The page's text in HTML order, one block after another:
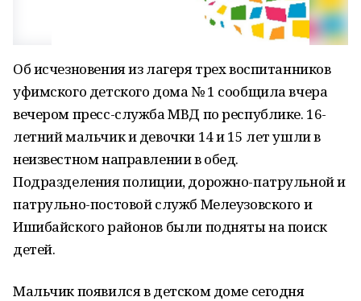
Об исчезновения из лагеря трех воспитанников
уфимского детского дома № 1 сообщила вчера
вечером пресс-служба МВД по республике. 16-
летний мальчик и девочки 14 и 15 лет ушли в
неизвестном направлении в обед.
Подразделения полиции, дорожно-патрульной и
патрульно-постовой служб Мелеузовского и
Ишибайского районов были подняты на поиск
детей.
Мальчик появился в детском доме сегодня